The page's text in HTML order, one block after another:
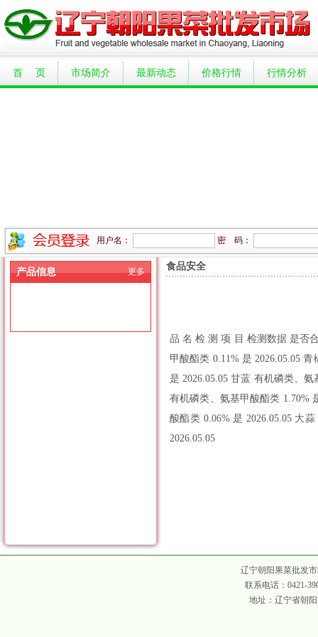
首 页 市场简介 最新动态 价格行情 行情分析
用户名： 密 码：
产品信息 更多 食品安全
品 名 检 测 项 目 检测数据 是否
甲酸酯类 0.11% 是 2026.05.05
是 2026.05.05 甘蓝 有机磷类、
有机磷类、氨基甲酸酯类 1.70%
酸酯类 0.06% 是 2026.05.05 大
2026.05.05
辽宁朝阳果菜批发
联系电话：0421-
地址：辽宁省朝